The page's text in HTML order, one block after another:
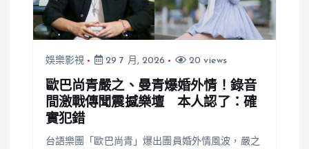
娛樂影視 29 7 月, 2026 20 views
歐巴尚青嚴之、曼青爆婚外情！錄音
間激戰傳聞震撼樂壇 本人認了：確
實犯錯
台語樂團「歐巴尚青」爆出團員婚外情風波，嚴之